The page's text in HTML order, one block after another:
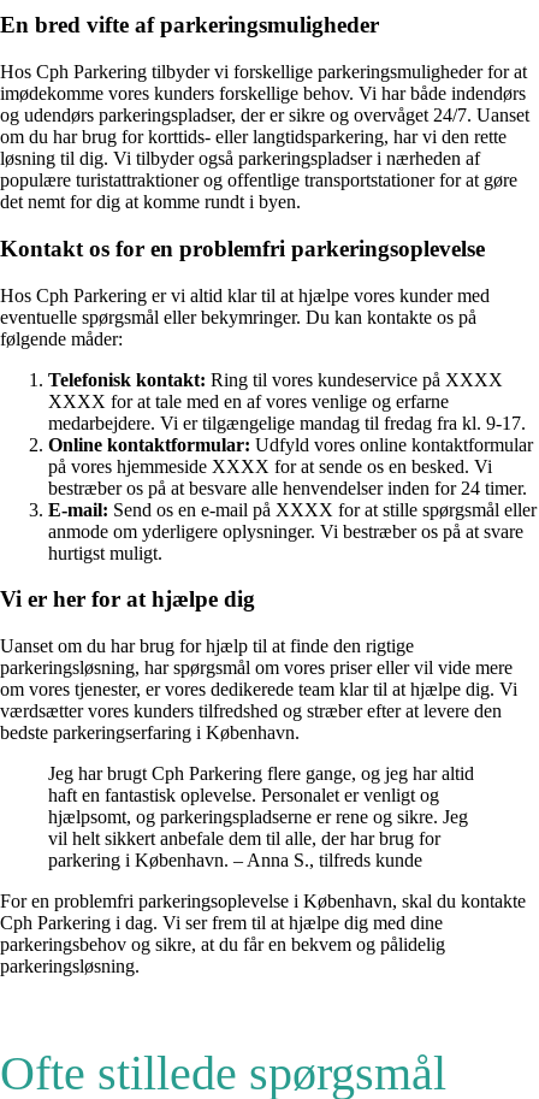
En bred vifte af parkeringsmuligheder
Hos Cph Parkering tilbyder vi forskellige parkeringsmuligheder for at
imødekomme vores kunders forskellige behov. Vi har både indendørs
og udendørs parkeringspladser, der er sikre og overvåget 24/7. Uanset
om du har brug for korttids- eller langtidsparkering, har vi den rette
løsning til dig. Vi tilbyder også parkeringspladser i nærheden af
populære turistattraktioner og offentlige transportstationer for at gøre
det nemt for dig at komme rundt i byen.
Kontakt os for en problemfri parkeringsoplevelse
Hos Cph Parkering er vi altid klar til at hjælpe vores kunder med
eventuelle spørgsmål eller bekymringer. Du kan kontakte os på
følgende måder:
Telefonisk kontakt: Ring til vores kundeservice på XXXX
XXXX for at tale med en af vores venlige og erfarne
medarbejdere. Vi er tilgængelige mandag til fredag ​​fra kl. 9-17.
Online kontaktformular: Udfyld vores online kontaktformular
på vores hjemmeside XXXX for at sende os en besked. Vi
bestræber os på at besvare alle henvendelser inden for 24 timer.
E-mail: Send os en e-mail på XXXX for at stille spørgsmål eller
anmode om yderligere oplysninger. Vi bestræber os på at svare
hurtigst muligt.
Vi er her for at hjælpe dig
Uanset om du har brug for hjælp til at finde den rigtige
parkeringsløsning, har spørgsmål om vores priser eller vil vide mere
om vores tjenester, er vores dedikerede team klar til at hjælpe dig. Vi
værdsætter vores kunders tilfredshed og stræber efter at levere den
bedste parkeringserfaring i København.
Jeg har brugt Cph Parkering flere gange, og jeg har altid
haft en fantastisk oplevelse. Personalet er venligt og
hjælpsomt, og parkeringspladserne er rene og sikre. Jeg
vil helt sikkert anbefale dem til alle, der har brug for
parkering i København. – Anna S., tilfreds kunde
For en problemfri parkeringsoplevelse i København, skal du kontakte
Cph Parkering i dag. Vi ser frem til at hjælpe dig med dine
parkeringsbehov og sikre, at du får en bekvem og pålidelig
parkeringsløsning.
Ofte stillede spørgsmål